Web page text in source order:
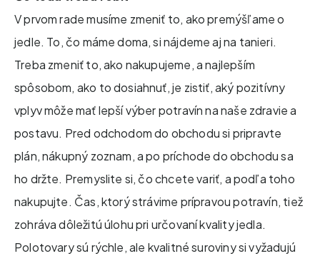
V prvom rade musíme zmeniť to, ako premýšľame o
jedle. To, čo máme doma, si nájdeme aj na tanieri.
Treba zmeniť to, ako nakupujeme, a najlepším
spôsobom, ako to dosiahnuť, je zistiť, aký pozitívny
vplyv môže mať lepší výber potravín na naše zdravie a
postavu. Pred odchodom do obchodu si pripravte
plán, nákupný zoznam, a po príchode do obchodu sa
ho držte. Premyslite si, čo chcete variť, a podľa toho
nakupujte. Čas, ktorý strávime prípravou potravín, tiež
zohráva dôležitú úlohu pri určovaní kvality jedla.
Polotovary sú rýchle, ale kvalitné suroviny si vyžadujú